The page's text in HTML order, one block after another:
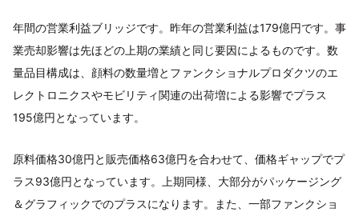
年間の営業利益ブリッジです。昨年の営業利益は179億円です。事
業売却影響は先ほどの上期の業績と同じ要因によるものです。数
量品目構成は、顔料の数量増とファンクショナルプロダクツのエ
レクトロニクスやモビリティ関連の出荷増による影響でプラス
195億円となっています。
原料価格30億円と販売価格63億円を合わせて、価格ギャップでプ
ラス93億円となっています。上期同様、大部分がパッケージング
＆グラフィックでのプラスになります。また、一部ファンクショ